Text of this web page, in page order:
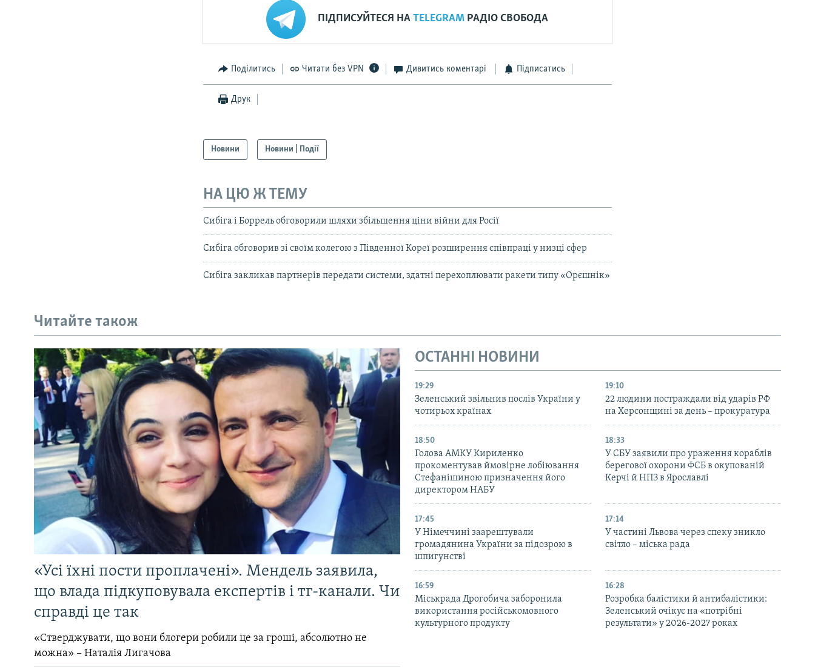
ПІДПИСУЙТЕСЯ НАTELEGRAM РАДІО СВОБОДА
Поділитись Читати без VPN Дивитись коментарі Підписатись
Друк
Новини Новини | Події
НА ЦЮ Ж ТЕМУ
Сибіга і Боррель обговорили шляхи збільшення ціни війни для Росії
Сибіга обговорив зі своїм колегою з Південної Кореї розширення співпраці у низці сфер
Сибіга закликав партнерів передати системи, здатні перехоплювати ракети типу «Орєшнік»
Читайте також
«Усі їхні пости проплачені». Мендель заявила,
що влада підкуповувала експертів і тг-канали. Чи
справді це так
«Стверджувати, що вони блогери робили це за гроші, абсолютно не
можна» – Наталія Лигачова
ОСТАННІ НОВИНИ
19:29
Зеленський звільнив послів України у
чотирьох країнах
19:10
22 людини постраждали від ударів РФ
на Херсонщині за день – прокуратура
18:50
Голова АМКУ Кириленко
прокоментував ймовірне лобіювання
Стефанішиною призначення його
директором НАБУ
18:33
У СБУ заявили про ураження кораблів
берегової охорони ФСБ в окупованій
Керчі й НПЗ в Ярославлі
17:45
У Німеччині заарештували
громадянина України за підозрою в
шпигунстві
17:14
У частині Львова через спеку зникло
світло – міська рада
16:59
Міськрада Дрогобича заборонила
використання російськомовного
культурного продукту
16:28
Розробка балістики й антибалістики:
Зеленський очікує на «потрібні
результати» у 2026-2027 роках